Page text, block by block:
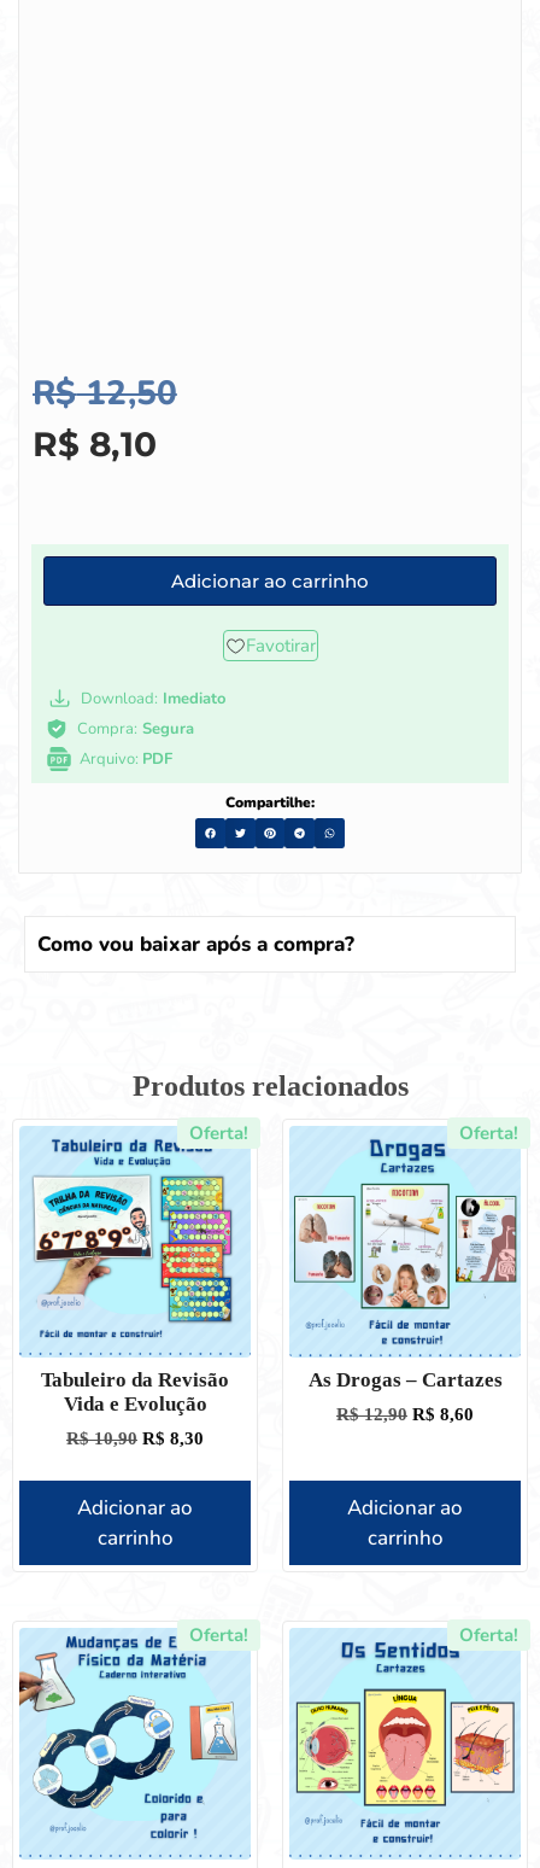
R$12,50
R$ 8,10
Adicionar ao carrinho
Favotirar
Download: Imediato
Compra: Segura
Arquivo: PDF
Compartilhe:
Como vou baixar após a compra?
Produtos relacionados
Oferta!
Tabuleiro da Revisão
Vida e Evolução
R$10,90 R$ 8,30
Adicionar ao
carrinho
Oferta!
As Drogas – Cartazes
R$12,90 R$ 8,60
Adicionar ao
carrinho
Oferta! Oferta!